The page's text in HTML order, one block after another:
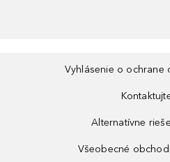
Vyhlásenie o ochrane
Alternatívne
Všeobecné